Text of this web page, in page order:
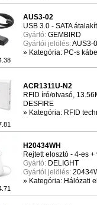
AUS3-02
USB 3.0 - SATA
Gyártó: GEMBIRD
Gyártói jelölés:AUS3-
» Kategória: PC-s
ACR1311U-N2
RFID író/olvasó,
DESFIRE
» Kategória: RFID
H20434WH
Rejtett elosztó - 4-es
Gyártó: DELIGHT
Gyártói jelölés:
» Kategória: Hálózati